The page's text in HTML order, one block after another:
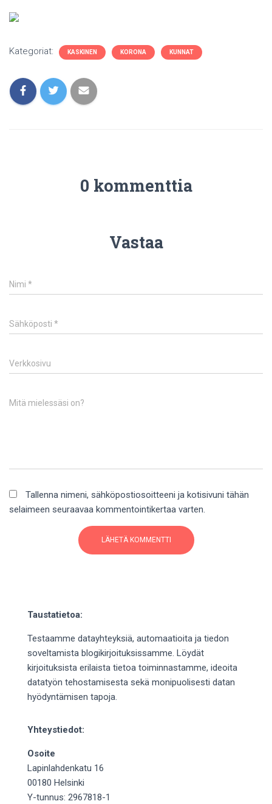
Kategoriat: KASKINEN KORONA KUNNAT
0 kommenttia
Vastaa
Nimi *
Sähköposti *
Verkkosivu
Mitä mielessäsi on?
Tallenna nimeni, sähköpostiosoitteeni ja kotisivuni tähän
selaimeen seuraavaa kommentointikertaa varten.
Taustatietoa:
Testaamme datayhteyksiä, automaatioita ja tiedon
soveltamista blogikirjoituksissamme. Löydät
kirjoituksista erilaista tietoa toiminnastamme, ideoita
datatyön tehostamisesta sekä monipuolisesti datan
hyödyntämisen tapoja.
Yhteystiedot:
Osoite
Lapinlahdenkatu 16
00180 Helsinki
Y-tunnus: 2967818-1